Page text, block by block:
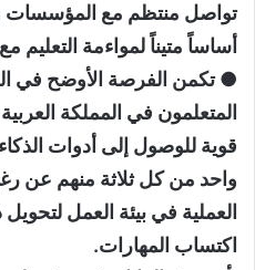
تواصل منتظم مع المؤسسات
أساساً متيناً لمواءمة
● تكمن الفرصة الأوضح في
المتعلمون في المملكة
قوية للوصول إلى أدوات
واحد من كل ثلاثة منهم عن
العملية في بيئة العمل
اكتساب المهارات.